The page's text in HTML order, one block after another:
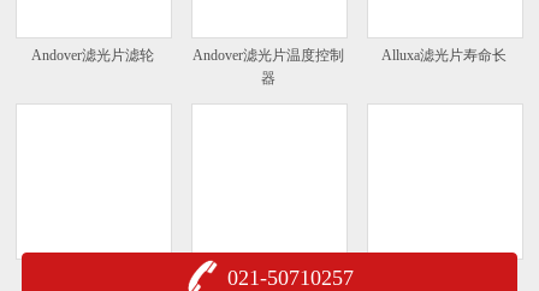
Andover滤光片滤轮
Andover滤光片温度控制
器
Alluxa滤光片寿命长
通用积分球和套件
021-50710257